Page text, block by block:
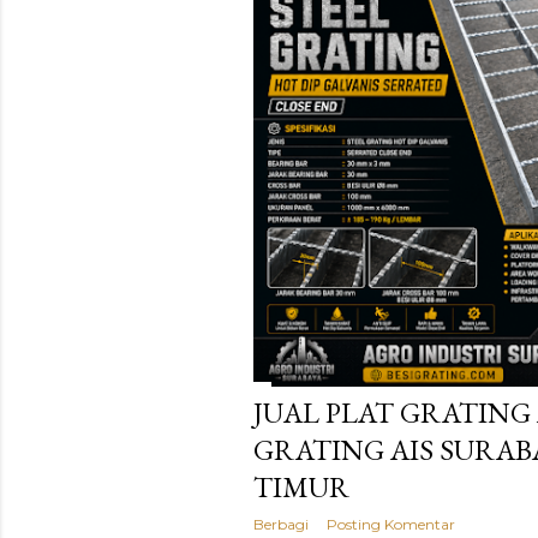
JUAL PLAT GRATING
GRATING AIS
TIMUR
Berbagi Posting Komentar